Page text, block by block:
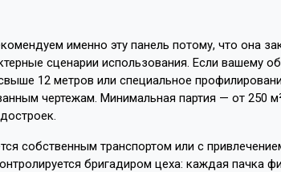
именно эту панель потому, что она
сценарии использования. Если вашему
12 метров или специальное
чертежам. Минимальная партия — от 250
собственным транспортом или с
бригадиром цеха: каждая пачка